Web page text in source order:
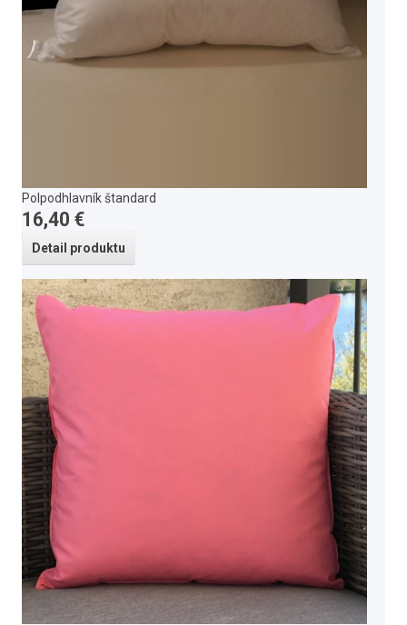
Polpodhlavník štandard
16,40 €
Detail produktu